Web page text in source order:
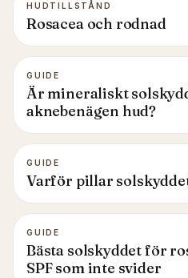
HUDTILLSTÅND
Rosacea och rodnad
GUIDE
Är mineraliskt
aknebenägen hud?
GUIDE
Varför pillar
GUIDE
Bästa solskyddet för
SPF som inte svider